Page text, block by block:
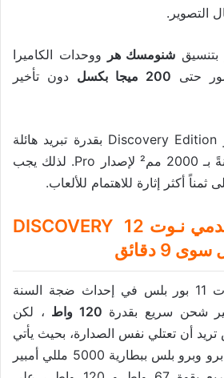
التصوير.
بتنسيق شنومسك هر ووحدات الكاميرا
حتى
دون تأخير
تتميز طرازي Pro + و Discovery Edition بقدرة تبريد هائلة
تبلغ 3000 مم² ، مقارنةً بـ 2000 مم² لإصدار Pro. لذلك يجب
ثمناً أكثر إثارة للاهتمام للألعاب.
يستغرق شحن ريدمي نـوت 12 DISCOVERY
تَسَبَّبَ هاتف ريدمي نوت 11 بور بلس في إحداث ضجة السنة
شحن سريع بقدرة 120 واط
، لكن
12 برو بلس تريد أن تعتلي نفس الصدارة، بحيث يأتي
كل من ريدمي نوت 12 برو وبرو بلس ببطارية 5000 مللي أمبير